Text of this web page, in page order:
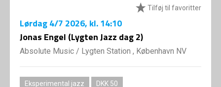
VINTERJAZZ
Temaer
LOCATIONS
Presse/
Om fonden
Tilføj til favoritter
Lørdag4/7 2026, kl. 14:10
Jonas Engel (Lygten Jazz dag 2)
Absolute Music / Lygten Station , København NV
Eksperimental jazz DKK 50